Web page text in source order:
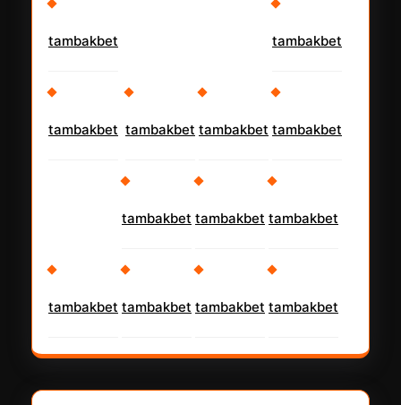
tambakbet
tambakbet tambakbet tambakbet
tambakbet
tambakbet
tambakbet
tambakbet
tambakbet
tambakbet
tambakbet
tambakbet
tambakbet